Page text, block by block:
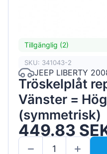
Tillgänglig (2)
SKU: 341043-2
JEEP LIBERTY
Tröskelplåt
Vänster =
(symmetrisk)
449.83